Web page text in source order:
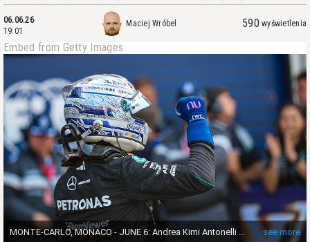
06.06.26
19:01
Maciej Wróbel 590 wyświetlenia
Embed from Getty Images